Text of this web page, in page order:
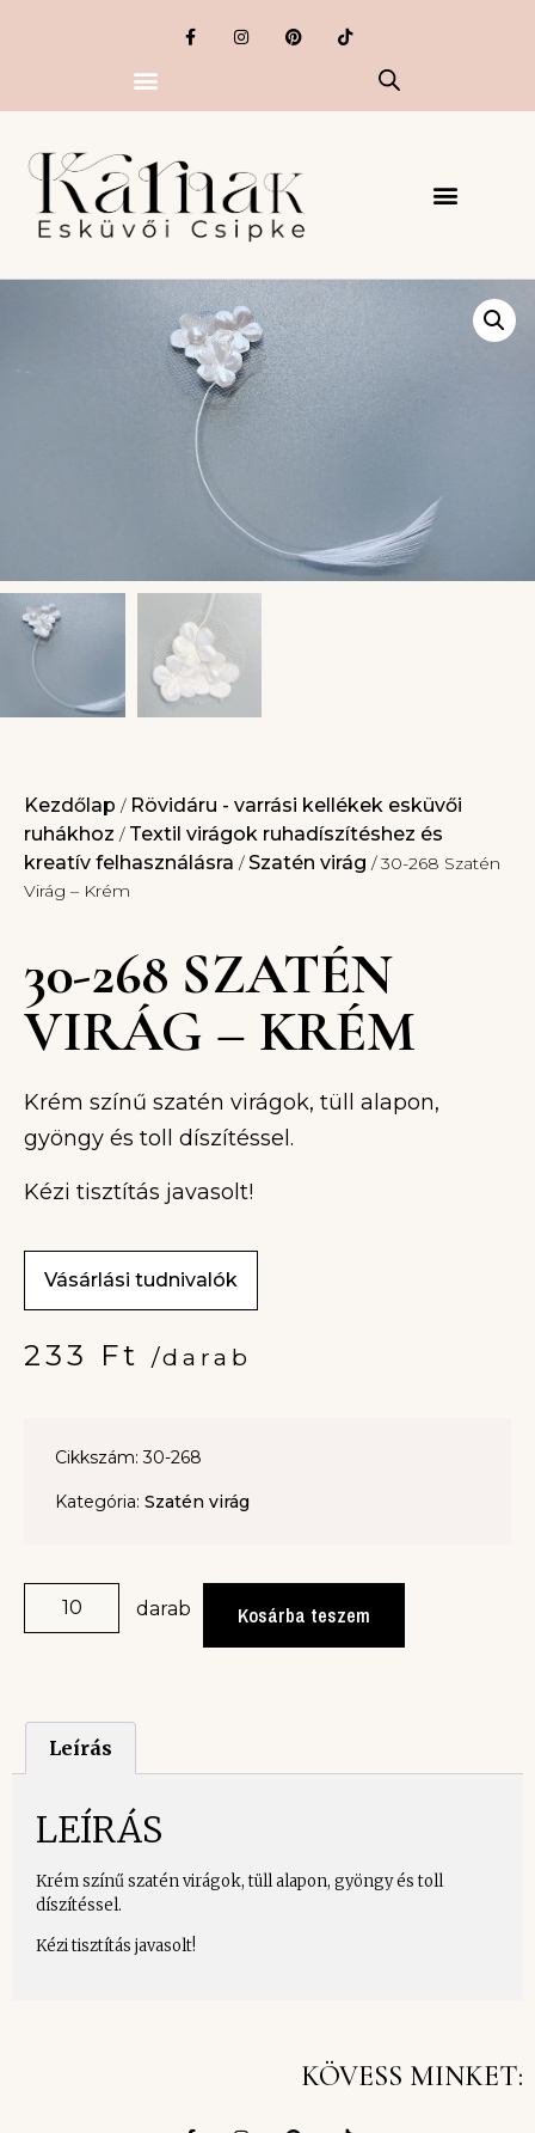
Kezdőlap / Rövidáru - varrási kellékek esküvői
ruhákhoz / Textil virágok ruhadíszítéshez és
kreatív felhasználásra /Szatén virág / 30-268 Szatén
Virág – Krém
30-268 SZATÉN
VIRÁG – KRÉM
Krém színű szatén virágok, tüll alapon,
gyöngy és toll díszítéssel.
Kézi tisztítás javasolt!
Vásárlási tudnivalók
233 Ft /darab
Cikkszám: 30-268
Kategória: Szatén virág
darab Kosárba teszem
Leírás
LEÍRÁS
Krém színű szatén virágok, tüll alapon, gyöngy és toll
díszítéssel.
Kézi tisztítás javasolt!
KÖVESS MINKET: